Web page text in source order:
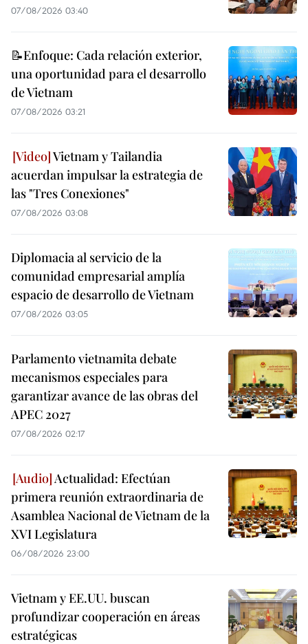
07/08/2026 03:40
📝Enfoque: Cada relación exterior,
una oportunidad para el desarrollo
de Vietnam
07/08/2026 03:21
Vietnam y Tailandia
acuerdan impulsar la estrategia de
las "Tres Conexiones"
07/08/2026 03:08
Diplomacia al servicio de la
comunidad empresarial amplía
espacio de desarrollo de Vietnam
07/08/2026 03:05
Parlamento vietnamita debate
mecanismos especiales para
garantizar avance de las obras del
APEC 2027
07/08/2026 02:17
Actualidad: Efectúan
primera reunión extraordinaria de
Asamblea Nacional de Vietnam de la
XVI Legislatura
06/08/2026 23:00
Vietnam y EE.UU. buscan
profundizar cooperación en áreas
estratégicas